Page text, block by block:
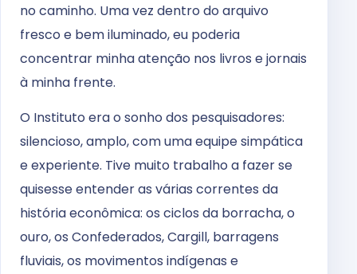
no caminho. Uma vez dentro do arquivo
fresco e bem iluminado, eu poderia
concentrar minha atenção nos livros e jornais
à minha frente.
O Instituto era o sonho dos pesquisadores:
silencioso, amplo, com uma equipe simpática
e experiente. Tive muito trabalho a fazer se
quisesse entender as várias correntes da
história econômica: os ciclos da borracha, o
ouro, os Confederados, Cargill, barragens
fluviais, os movimentos indígenas e